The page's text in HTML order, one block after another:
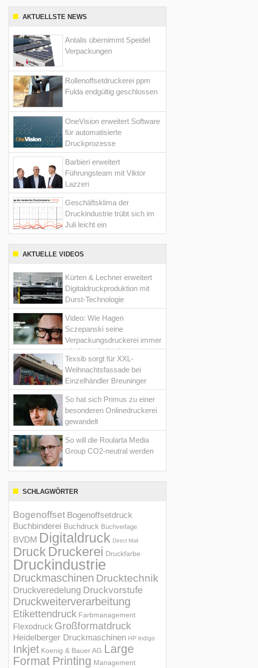
AKTUELLSTE NEWS
Antalis übernimmt Speidel
Verpackungen
Rollenoffsetdruckerei ppm
Fulda endgültig geschlossen
OneVision erweitert Software
für automatisierte
Druckprozesse
Barbieri erweitert
Führungsteam mit Viktor
Lazzeri
Geschäftsklima der
Druckindustrie trübt sich im
Juli leicht ein
AKTUELLE VIDEOS
Kürten & Lechner erweitert
Digitaldruckproduktion mit
Durst-Technologie
Video: Wie Hagen
Sczepanski seine
Verpackungsdruckerei immer
wieder optimiert hat
Texsib sorgt für XXL-
Weihnachtsfassade bei
Einzelhändler Breuninger
So hat sich Primus zu einer
besonderen Onlinedruckerei
gewandelt
So will die Roularta Media
Group CO2-neutral werden
SCHLAGWÖRTER
Bogenoffset Bogenoffsetdruck
Buchbinderei Buchdruck Buchverlage
BVDM Digitaldruck Direct Mail
Druck Druckerei Druckfarbe
Druckindustrie
Druckmaschinen Drucktechnik
Druckveredelung Druckvorstufe
Druckweiterverarbeitung
Etikettendruck Farbmanagement
Flexodruck Großformatdruck
Heidelberger Druckmaschinen HP Indigo
Inkjet Koenig & Bauer AG Large
Format Printing Management